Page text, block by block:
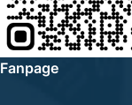
Fanpage